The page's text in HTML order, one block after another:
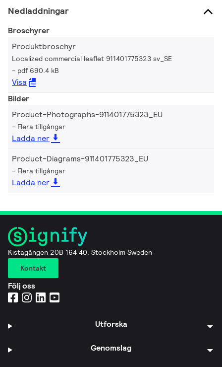
Nedladdningar
Broschyrer
Produktbroschyr
Localized commercial leaflet 911401775323 sv_SE
pdf 690.4 kB
Visa
Bilder
Product-Photographs-911401775323_EU
Flera tillgångar
Ladda ner
Product-Diagrams-911401775323_EU
Flera tillgångar
Ladda ner
Kistagången 20B 164 40, Stockholm Sweden
Kontakt
Följ oss
Utforska
Genomslag